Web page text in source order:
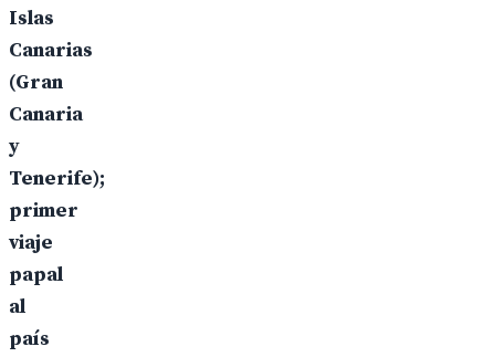
Islas
Canarias
(Gran
Canaria
y
Tenerife);
primer
viaje
papal
al
país